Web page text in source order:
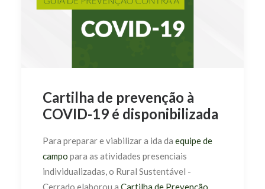
Cartilha de prevenção à
COVID-19 é disponibilizada
Para preparar e viabilizar a ida da equipe de
campo para as atividades presenciais
individualizadas, o Rural Sustentável -